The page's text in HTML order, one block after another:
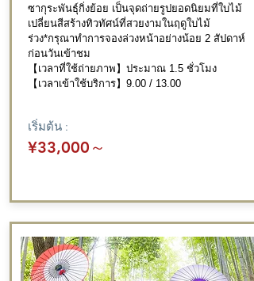
ซากุระพันธุ์กิ่งย้อย เป็นจุดถ่ายรูปยอดนิยมที่ใบไม้
เปลี่ยนสีสร้างทิวทัศน์ที่สวยงามในฤดูใบไม้
ร่วง*กรุณาทำการจองล่วงหน้าอย่างน้อย 2 สัปดาห์
ก่อนวันเข้าชม
【เวลาที่ใช้ถ่ายภาพ】ประมาณ 1.5 ชั่วโมง
【เวลาเข้าใช้บริการ】9.00 / 13.00
เริ่มต้น :
¥33,000 ～